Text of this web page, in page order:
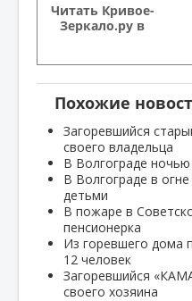
Читать Кривое-
Зеркало.ру в
Похожие
Загоревшийся
своего владельца
В Волгограде
В Волгограде в
детьми
В пожаре в
пенсионерка
Из горевшего дома
12 человек
Загоревшийся
своего хозяина